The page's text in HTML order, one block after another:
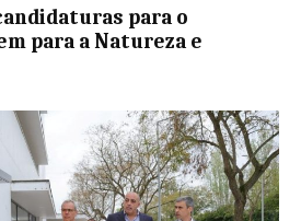
para o
para a Natureza e